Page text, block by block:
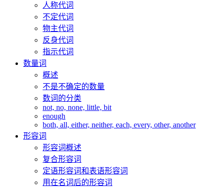
人称代词
不定代词
物主代词
反身代词
指示代词
数量词
概述
不是不确定的数量
数词的分类
not, no, none, little, bit
enough
both, all, either, neither, each, every, other, another
形容词
形容词概述
复合形容词
定语形容词和表语形容词
用在名词后的形容词